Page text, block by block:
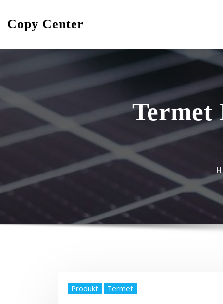
content
Copy Center
Termet
Produkt Termet